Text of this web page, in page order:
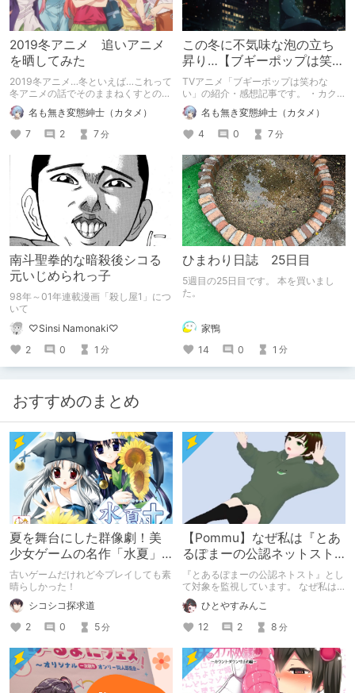
2019冬アニメ 追いアニメ
を晒してみた
2019冬アニメ…冬といえば…これって
冬アニメの話でそのままねくすとのお
題になるんじゃ…？（二度目） ※各ア
ニメにはPVと第一話を併記していま
す。 ※映像・画像は基本的に各公式サ
イトのモノをお借りしました。 ※誤字
修正しました
名も無き変態紳士（カタメ）
7
2 7分
この冬に不気味な泡の立ち
昇り…【ブギーポップは笑わ
ない】
TVアニメ「ブギーポップは笑わな
い」の紹介・感想記事です。 ・カク
ヨムで原作小説無料公開中 ・ニコニ
コ生放送で1/24振り返り一挙放送
名も無き変態紳士（カタメ）
4
0 7分
南斗聖拳的な暗殺後シコる
元いじめられっ子
98年～01年連載漫画「殺し屋1」につ
いて
♡Sinsi Namonaki♡
2
0 1 分
ひまわり日誌 25日目
5週目の25日目です。 本を買いまし
た。
家鴨
14
0 1 分
おすすめのまとめ
夏を舞台にした群像劇！美
少女ゲームの名作「水夏」
を今こそ！
古いゲームだけれど今プレイしても素
晴らしかった！
シコシコ探求道
2
0 5分
【Pommu】なぜ私は『とあ
るぽまーの公認ネットスト
ーカー』になったのか【出
会い編】
『とあるぽまーの公認ネトスト』とし
て対象を監視しています。 なぜ私は
このような行動をとるに至ったのか。
これまでのあゆみを振り返ります。
ひとやすみんこ
12
2 8 分